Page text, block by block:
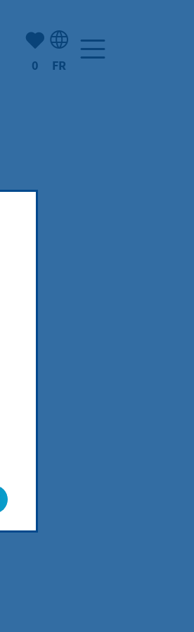
Nombre d'éléments mis en
0 FR